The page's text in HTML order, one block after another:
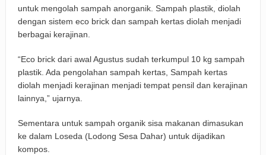
untuk mengolah sampah anorganik. Sampah plastik, diolah
dengan sistem eco brick dan sampah kertas diolah menjadi
berbagai kerajinan.
“Eco brick dari awal Agustus sudah terkumpul 10 kg sampah
plastik. Ada pengolahan sampah kertas, Sampah kertas
diolah menjadi kerajinan menjadi tempat pensil dan kerajinan
lainnya,” ujarnya.
Sementara untuk sampah organik sisa makanan dimasukan
ke dalam Loseda (Lodong Sesa Dahar) untuk dijadikan
kompos.